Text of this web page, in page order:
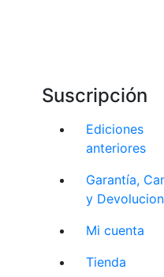
Suscripción
Ediciones
anteriores
Garantía,
y
Mi cuenta
Tienda